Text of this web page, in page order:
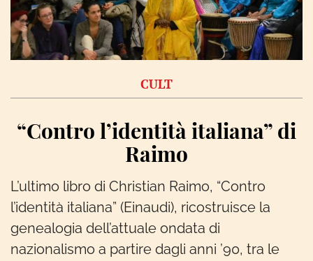
CULT
“Contro l’identità italiana” di
Raimo
L’ultimo libro di Christian Raimo, “Contro
l’identità italiana” (Einaudi), ricostruisce la
genealogia dell’attuale ondata di
nazionalismo a partire dagli anni ’90, tra le